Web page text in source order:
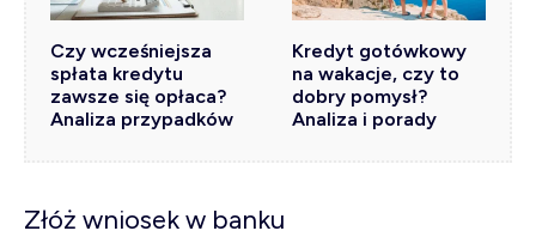
Czy wcześniejsza
spłata kredytu
zawsze się opłaca?
Analiza przypadków
Kredyt gotówkowy
na wakacje, czy to
dobry pomysł?
Analiza i porady
Złóż wniosek w banku